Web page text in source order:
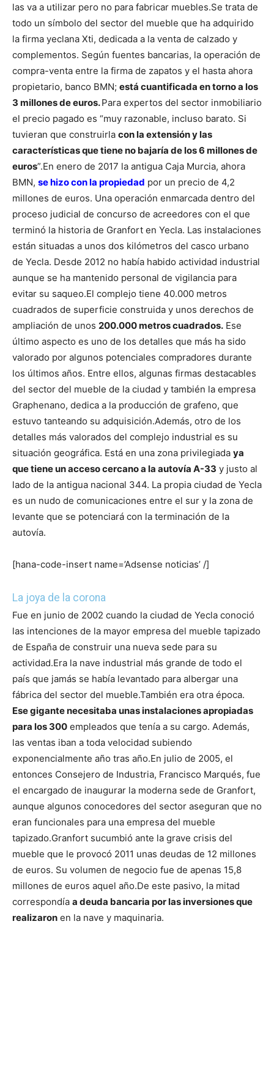
las va a utilizar pero no para fabricar muebles.Se trata de
todo un símbolo del sector del mueble que ha adquirido
la firma yeclana Xti, dedicada a la venta de calzado y
complementos. Según fuentes bancarias, la operación de
compra-venta entre la firma de zapatos y el hasta ahora
propietario, banco BMN; está cuantificada en torno a los
3 millones de euros.Para expertos del sector inmobiliario
el precio pagado es “muy razonable, incluso barato. Si
tuvieran que construirla con la extensión y las
características que tiene no bajaría de los 6 millones de
euros”.En enero de 2017 la antigua Caja Murcia, ahora
BMN, se hizo con la propiedad por un precio de 4,2
millones de euros. Una operación enmarcada dentro del
proceso judicial de concurso de acreedores con el que
terminó la historia de Granfort en Yecla. Las instalaciones
están situadas a unos dos kilómetros del casco urbano
de Yecla. Desde 2012 no había habido actividad industrial
aunque se ha mantenido personal de vigilancia para
evitar su saqueo.El complejo tiene 40.000 metros
cuadrados de superficie construida y unos derechos de
ampliación de unos 200.000 metros cuadrados. Ese
último aspecto es uno de los detalles que más ha sido
valorado por algunos potenciales compradores durante
los últimos años. Entre ellos, algunas firmas destacables
del sector del mueble de la ciudad y también la empresa
Graphenano, dedica a la producción de grafeno, que
estuvo tanteando su adquisición.Además, otro de los
detalles más valorados del complejo industrial es su
situación geográfica. Está en una zona privilegiada ya
que tiene un acceso cercano a la autovía A-33 y justo al
lado de la antigua nacional 344. La propia ciudad de Yecla
es un nudo de comunicaciones entre el sur y la zona de
levante que se potenciará con la terminación de la
autovía.
[hana-code-insert name=’Adsense noticias’ /]
La joya de la corona
Fue en junio de 2002 cuando la ciudad de Yecla conoció
las intenciones de la mayor empresa del mueble tapizado
de España de construir una nueva sede para su
actividad.Era la nave industrial más grande de todo el
país que jamás se había levantado para albergar una
fábrica del sector del mueble.También era otra época.
Ese gigante necesitaba unas instalaciones apropiadas
para los 300 empleados que tenía a su cargo. Además,
las ventas iban a toda velocidad subiendo
exponencialmente año tras año.En julio de 2005, el
entonces Consejero de Industria, Francisco Marqués, fue
el encargado de inaugurar la moderna sede de Granfort,
aunque algunos conocedores del sector aseguran que no
eran funcionales para una empresa del mueble
tapizado.Granfort sucumbió ante la grave crisis del
mueble que le provocó 2011 unas deudas de 12 millones
de euros. Su volumen de negocio fue de apenas 15,8
millones de euros aquel año.De este pasivo, la mitad
correspondía a deuda bancaria por las inversiones que
realizaron en la nave y maquinaria.